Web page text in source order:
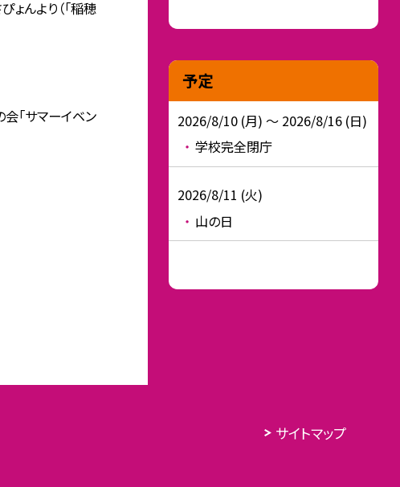
ょんより（「稲穂
会「サマーイベン
予定
2026/8/10 (月) ～ 2026/8/16 (日)
学校完全閉庁
2026/8/11 (火)
山の日
サイトマップ